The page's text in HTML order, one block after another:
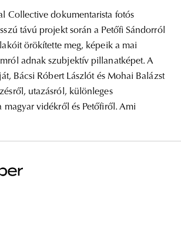
Collective dokumentarista fotós
távú projekt során a Petőfi Sándorról
örökítette meg, képeik a mai
adnak szubjektív pillanatképet. A
Bácsi Róbert Lászlót és Mohai Balázst
utazásról, különleges
magyar vidékről és Petőfiről. Ami